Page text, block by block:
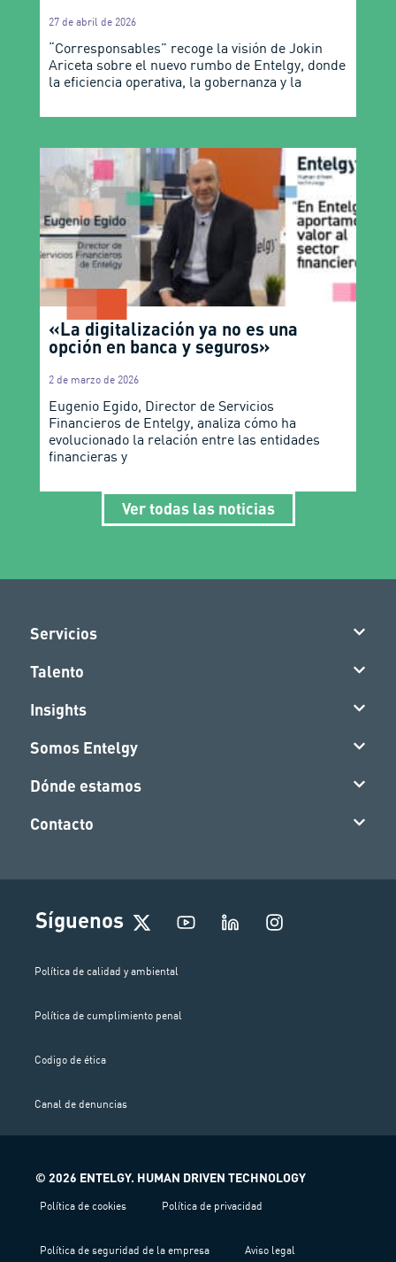
27 de abril de 2026
“Corresponsables” recoge la visión de Jokin
Ariceta sobre el nuevo rumbo de Entelgy, donde
la eficiencia operativa, la gobernanza y la
«La digitalización ya no es una
opción en banca y seguros»
2 de marzo de 2026
Eugenio Egido, Director de Servicios
Financieros de Entelgy, analiza cómo ha
evolucionado la relación entre las entidades
financieras y
Ver todas las noticias
Servicios
Talento
Insights
Somos Entelgy
Dónde estamos
Contacto
Síguenos
I
n
Política de calidad y ambiental
Política de cumplimiento penal
Codigo de ética
Canal de denuncias
© 2026 ENTELGY. HUMAN DRIVEN TECHNOLOGY
Política de cookies Política de privacidad
Política de seguridad de la empresa Aviso legal